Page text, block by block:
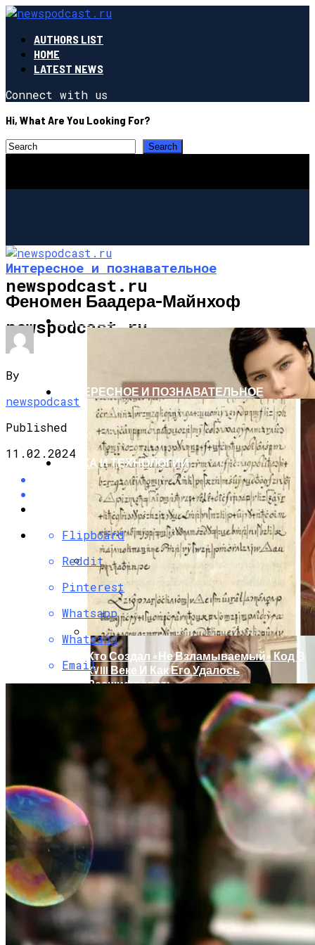
AUTHORS LIST
HOME
LATEST NEWS
Connect with us
Hi, What Are You Looking For?
newspodcast.ru
newspodcast.ru
ЗДОРОВЬЕ И КРАСОТА
Эти 6 Цветов Осени 2025 Не Только
Сделают Вас Стильной, Но И Притянут
Деньги И Удачу
Раскрась Свой Год: Какой Цвет
Принесет Тебе Успех В 2026 Году По
Знаку Зодиака
ИНТЕРЕСНОЕ И ПОЗНАВАТЕЛЬНОЕ
Кто Создал «не Взламываемый» Код В
XVIII Веке И Как Его Удалось
Расшифровать
НАУКА И ТЕХНОЛОГИИ
Интересное и познавательное
Феномен Баадера-Майнхоф
By
newspodcast
Published
11.02.2024
Flipboard
Reddit
Pinterest
Whatsapp
Whatsapp
Email